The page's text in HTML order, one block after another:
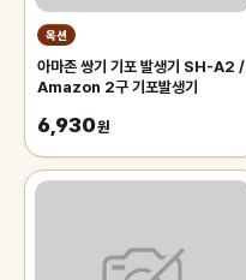
옥션
아마존 쌍기 기포 발생기 SH-A2 /
Amazon 2구 기포발생기
6,930원